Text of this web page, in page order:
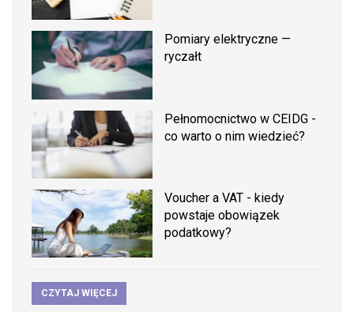
Pomiary elektryczne —
ryczałt
Pełnomocnictwo w CEIDG -
co warto o nim wiedzieć?
Voucher a VAT - kiedy
powstaje obowiązek
podatkowy?
CZYTAJ WIĘCEJ